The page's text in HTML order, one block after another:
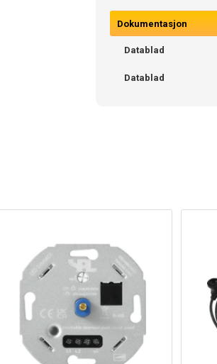
Dokumentasjon
Datablad
Datablad